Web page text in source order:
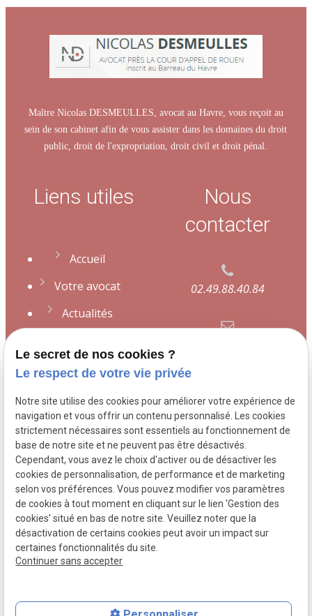
Maître Nicolas DESMEULLES, avocat au Havre, vous reçoit au
sein de son cabinet afin de vous assister dans les domaines du droit
public, droit de l'expropriation, droit civil et droit pénal.
Liens utiles
Accueil
Votre avocat
Actualités
Mentions légales
Politique de
confidentialité
Gestion des
cookies
Nous
contacter
02.49.88.40.84
109 Boulevard de
Strasbourg76600 LE
HAVRE
Le secret de nos cookies ?
Le respect de votre vie privée
Notre site utilise des cookies pour améliorer votre expérience de
navigation et vous offrir un contenu personnalisé. Les cookies
strictement nécessaires sont essentiels au fonctionnement de
base de notre site et ne peuvent pas être désactivés.
Cependant, vous avez le choix d'activer ou de désactiver les
cookies de personnalisation, de performance et de marketing
selon vos préférences. Vous pouvez modifier vos paramètres
de cookies à tout moment en cliquant sur le lien 'Gestion des
cookies' situé en bas de notre site. Veuillez noter que la
désactivation de certains cookies peut avoir un impact sur
certaines fonctionnalités du site.
Continuer sans accepter